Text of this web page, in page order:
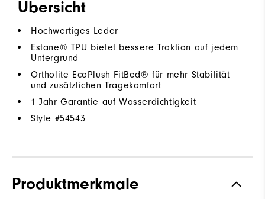
Übersicht
Hochwertiges Leder
Estane® TPU bietet bessere Traktion auf jedem
Untergrund
Ortholite EcoPlush FitBed® für mehr Stabilität
und zusätzlichen Tragekomfort
1 Jahr Garantie auf Wasserdichtigkeit
Style #54543
Produktmerkmale